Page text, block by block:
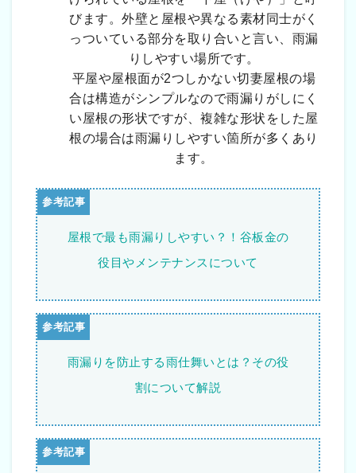
びます。外壁と屋根や異なる素材同士がく
っついている部分を取り合いと言い、雨漏
りしやすい場所です。
平屋や屋根面が2つしかない切妻屋根の場
合は構造がシンプルなので雨漏りがしにく
い屋根の形状ですが、複雑な形状をした屋
根の場合は雨漏りしやすい箇所が多くあり
ます。
屋根で最も雨漏りしやすい？！谷板金の
役目やメンテナンスについて
雨漏りを防止する雨仕舞いとは？その役
割について解説